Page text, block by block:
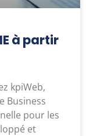
à partir
kpiWeb,
Business
pour les
et